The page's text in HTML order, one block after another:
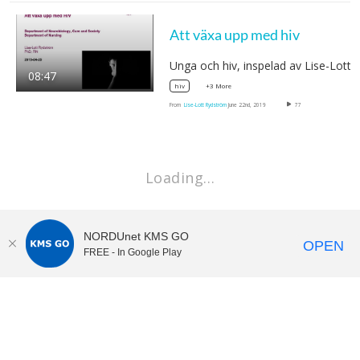
08:47
Att växa upp med hiv
Unga och hiv, inspelad av Lise-Lott…
hiv +3 More
From Lise-Lott Rydström June 22nd, 2019 77
Loading…
NORDUnet KMS GO
FREE - In Google Play OPEN